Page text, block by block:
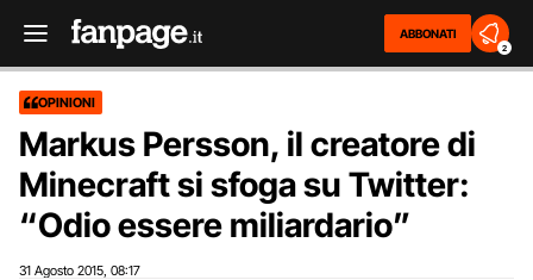
ABBONATI
2
OPINIONI
Markus Persson, il creatore di
Minecraft si sfoga su Twitter:
“Odio essere miliardario”
31 Agosto 2015 08:17